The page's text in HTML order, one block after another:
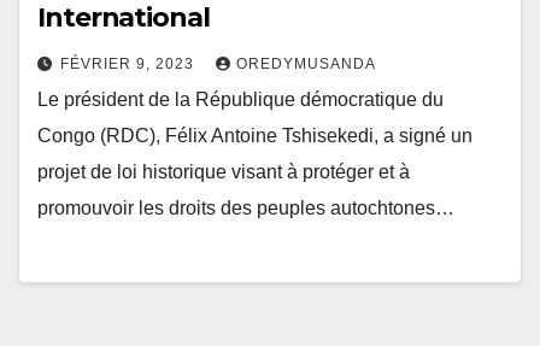
International
FÉVRIER 9, 2023 OREDYMUSANDA
Le président de la République démocratique du
Congo (RDC), Félix Antoine Tshisekedi, a signé un
projet de loi historique visant à protéger et à
promouvoir les droits des peuples autochtones…